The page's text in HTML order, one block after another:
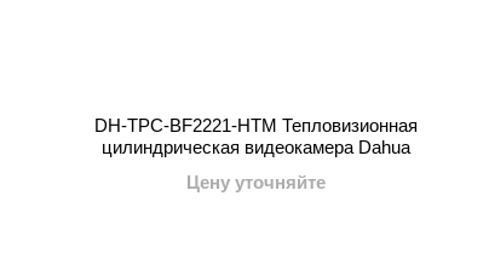
DH-TPC-BF2221-HTM Тепловизионная
цилиндрическая видеокамера Dahua
Цену уточняйте